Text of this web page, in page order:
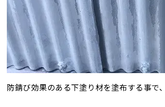
防錆び効果のある下塗り材を塗布する事で